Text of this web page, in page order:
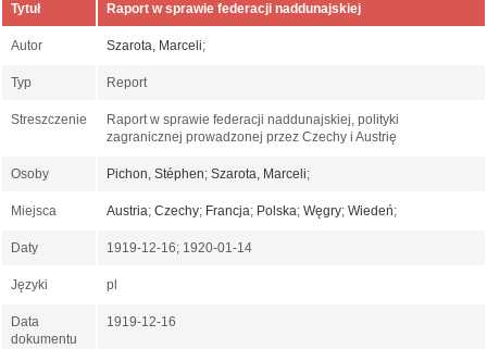
Tytuł Raport w sprawie federacji naddunajskiej
Autor Szarota, Marceli;
Typ Report
Streszczenie
Raport w sprawie federacji naddunajskiej, polityki
zagranicznej prowadzonej przez Czechy i Austrię
Osoby Pichon, Stéphen; Szarota, Marceli;
Miejsca Austria; Czechy; Francja; Polska; Węgry; Wiedeń;
Daty 1919-12-16; 1920-01-14
Języki pl
Data
dokumentu
1919-12-16